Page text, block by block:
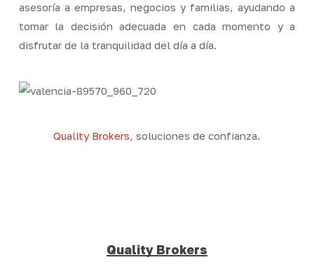
asesoría a empresas, negocios y familias, ayudando a
tomar la decisión adecuada en cada momento y a
disfrutar de la tranquilidad del día a día.
Quality Brokers, soluciones de confianza.
Quality Brokers